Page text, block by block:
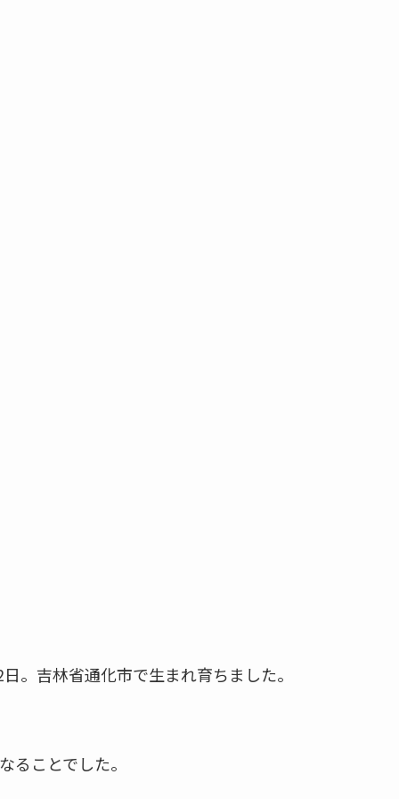
。吉林省通化市で生まれ育ちました。
ることでした。